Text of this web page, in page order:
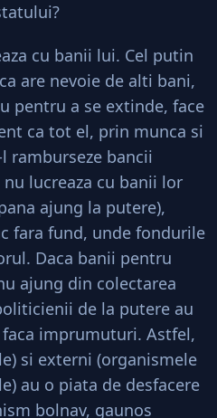
cu banii lui. Cel putin
are nevoie de alti bani,
pentru a se extinde, face
ca tot el, prin munca si
ramburseze bancii
lucreaza cu banii lor
ajung la putere),
fara fund, unde fondurile
Daca banii pentru
ajung din colectarea
de la putere au
imprumuturi. Astfel,
si externi (organismele
au o piata de desfacere
bolnav, gaunos